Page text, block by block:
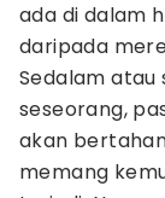
ada di dalam
daripada
Sedalam atau
seseorang,
akan
memang